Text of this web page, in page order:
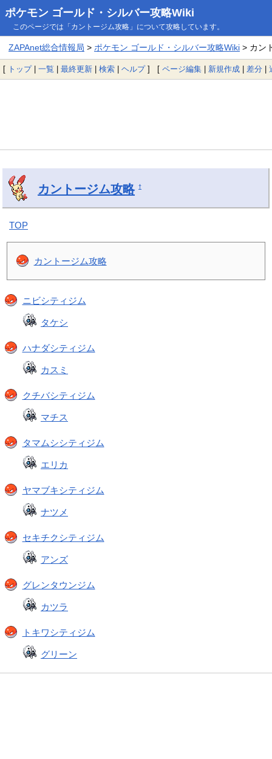
ポケモン ゴールド・シルバー攻略Wiki
このページでは「カントージム攻略」について攻略しています。
ZAPAnet総合情報局 > ポケモン ゴールド・シルバー攻略Wiki> カン
[ トップ| 一覧 | 最終更新 | 検索 | ヘルプ] [ ページ編集 | 新規作成 | 差分 |
カントージム攻略 †
TOP
カントージム攻略
ニビシティジム
タケシ
ハナダシティジム
カスミ
クチバシティジム
マチス
タマムシシティジム
エリカ
ヤマブキシティジム
ナツメ
セキチクシティジム
アンズ
グレンタウンジム
カツラ
トキワシティジム
グリーン